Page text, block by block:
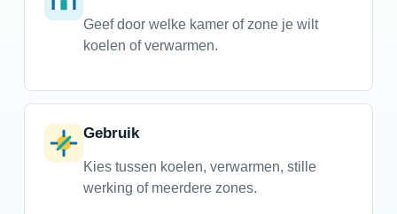
Geef door welke kamer of zone je wilt
koelen of verwarmen.
Gebruik
Kies tussen koelen, verwarmen, stille
werking of meerdere zones.